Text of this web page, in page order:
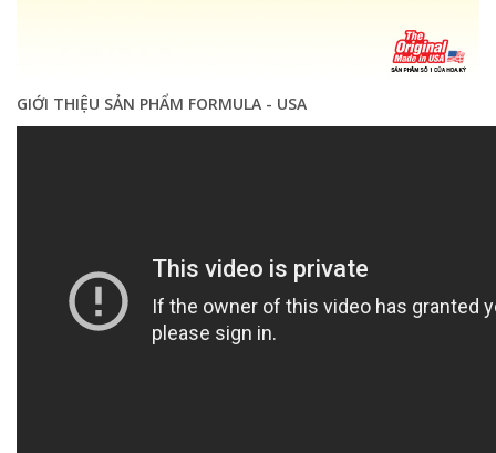
GIỚI THIỆU SẢN PHẨM FORMULA - USA